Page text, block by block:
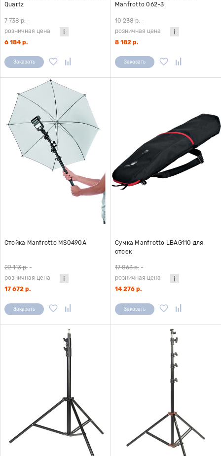
Quartz
7 738 р. -
розничная цена
6 184 р.
Заказать
Manfrotto 062-3
10 238 р. -
розничная цена
8 182 р.
Заказать
Стойка Manfrotto MS0490A
22 113 р. -
розничная цена
17 672 р.
Заказать
Сумка Manfrotto LBAG110 для
стоек
17 863 р. -
розничная цена
14 276 р.
Заказать